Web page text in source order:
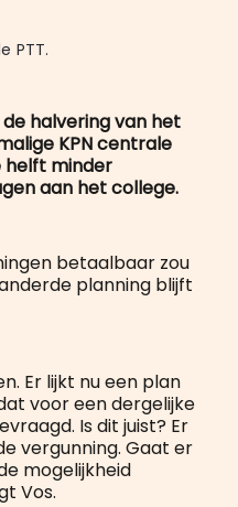
PTT.
halvering van het
KPN centrale
helft minder
aan het college.
betaalbaar zou
planning blijft
Er lijkt nu een plan
voor een dergelijke
Is dit juist? Er
vergunning. Gaat er
mogelijkheid
Vos.